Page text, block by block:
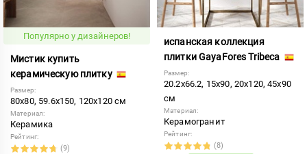
Популярно у дизайнеров!
Мистик купить
керамическую плитку
Размер:
80x80, 59.6x150, 120x120 см
Материал:
Керамика
Рейтинг:
(9)
испанская коллекция
плитки GayaFores Tribeca
Размер:
20.2x66.2, 15x90, 20x120, 45x90
см
Материал:
Керамогранит
Рейтинг:
(8)